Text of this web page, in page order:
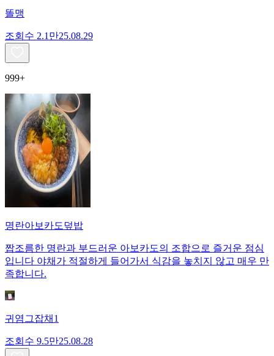
똘맹
조회수 2.1만25.08.29
999+
명란아보카도덮밥
짭조름한 명란과 부드러운 아보카도의 조합으로 즐거운 점심
입니다 야채가 적절하게 들어가서 식감을 놓치지 않고 매우 만
족합니다.
귀염그잡채1
조회수 9.5만25.08.28